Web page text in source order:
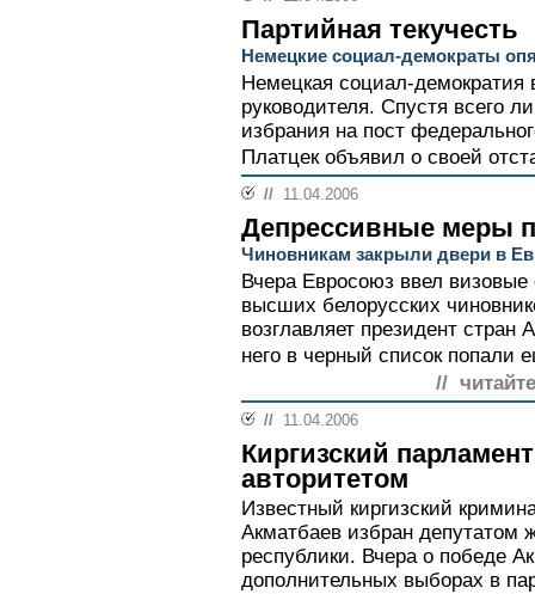
Партийная текучесть
Немецкие социал-демократы
Немецкая социал-демократия
руководителя. Спустя всего
избрания на пост
Платцек объявил о своей
// 11.04.2006
Депрессивные меры
Чиновникам закрыли двери в
Вчера Евросоюз ввел
высших белорусских
возглавляет президент
него в черный список попали
//
// 11.04.2006
Киргизский
авторитетом
Известный киргизский
Акматбаев избран депутатом
республики. Вчера о победе
дополнительных выборах в